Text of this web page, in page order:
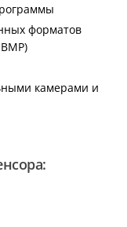
форматов
камерами и